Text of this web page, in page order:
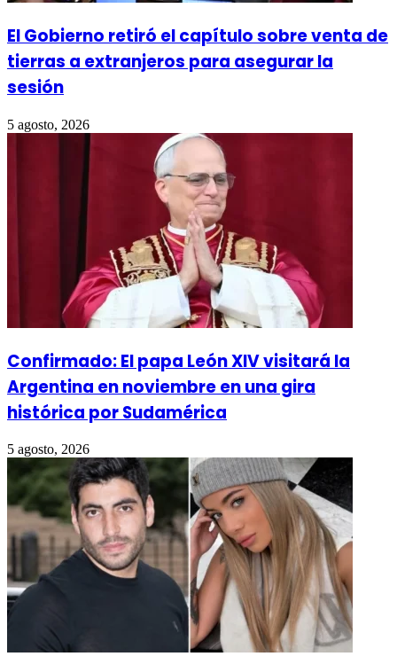
El Gobierno retiró el capítulo sobre venta de
tierras a extranjeros para asegurar la
sesión
5 agosto, 2026
Confirmado: El papa León XIV visitará la
Argentina en noviembre en una gira
histórica por Sudamérica
5 agosto, 2026